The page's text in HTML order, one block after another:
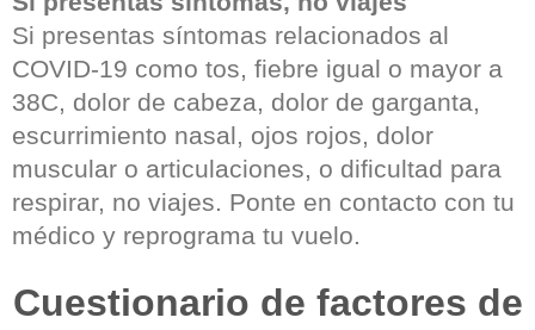
Si presentas síntomas relacionados al
COVID-19 como tos, fiebre igual o mayor a
38C, dolor de cabeza, dolor de garganta,
escurrimiento nasal, ojos rojos, dolor
muscular o articulaciones, o dificultad para
respirar, no viajes. Ponte en contacto con tu
médico y reprograma tu vuelo.
Cuestionario de factores de